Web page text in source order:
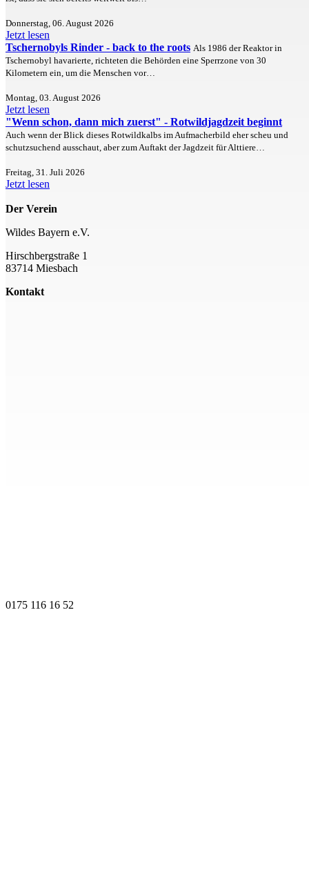
Donnerstag, 06. August 2026
Jetzt lesen
Tschernobyls Rinder - back to the roots Als 1986 der Reaktor in
Tschernobyl havarierte, richteten die Behörden eine Sperrzone von 30
Kilometern ein, um die Menschen vor…
Montag, 03. August 2026
Jetzt lesen
"Wenn schon, dann mich zuerst" - Rotwildjagdzeit beginnt
Auch wenn der Blick dieses Rotwildkalbs im Aufmacherbild eher scheu und
schutzsuchend ausschaut, aber zum Auftakt der Jagdzeit für Alttiere…
Freitag, 31. Juli 2026
Jetzt lesen
Der Verein
Wildes Bayern e.V.
Hirschbergstraße 1
83714 Miesbach
Kontakt
0175 116 16 52